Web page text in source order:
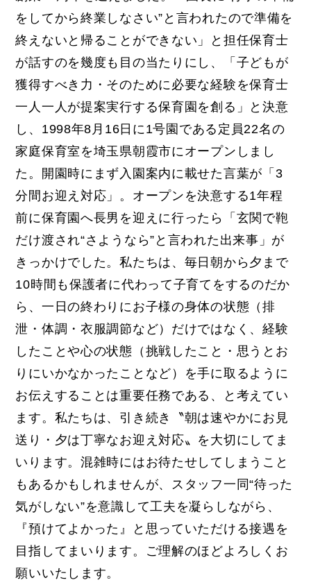
をしてから終業しなさい”と言われたので準備を
終えないと帰ることができない」と担任保育士
が話すのを幾度も目の当たりにし、「子どもが
獲得すべき力・そのために必要な経験を保育士
一人一人が提案実行する保育園を創る」と決意
し、1998年8月16日に1号園である定員22名の
家庭保育室を埼玉県朝霞市にオープンしまし
た。開園時にまず入園案内に載せた言葉が「3
分間お迎え対応」。オープンを決意する1年程
前に保育園へ長男を迎えに行ったら「玄関で鞄
だけ渡され“さようなら”と言われた出来事」が
きっかけでした。私たちは、毎日朝から夕まで
10時間も保護者に代わって子育てをするのだか
ら、一日の終わりにお子様の身体の状態（排
泄・体調・衣服調節など）だけではなく、経験
したことや心の状態（挑戦したこと・思うとお
りにいかなかったことなど）を手に取るように
お伝えすることは重要任務である、と考えてい
ます。私たちは、引き続き〝朝は速やかにお見
送り・夕は丁寧なお迎え対応〟を大切にしてま
いります。混雑時にはお待たせしてしまうこと
もあるかもしれませんが、スタッフ一同“待った
気がしない”を意識して工夫を凝らしながら、
『預けてよかった』と思っていただける接遇を
目指してまいります。ご理解のほどよろしくお
願いいたします。